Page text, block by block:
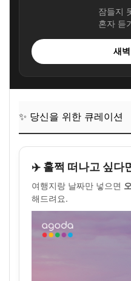
잠들지
혼자 듣
새
✨ 당신을 위한 큐레이션
✈️ 훌쩍 떠나고 싶다
여행지랑 날짜만 넣으면
해드려요.